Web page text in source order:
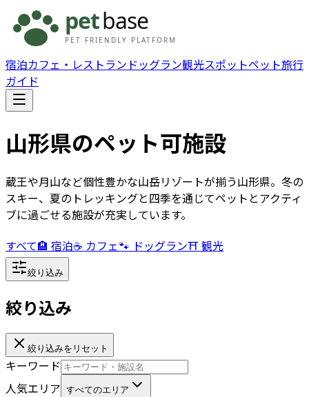
宿泊カフェ・レストラン ドッグラン観光スポットペット旅行
ガイド
山形県のペット可施設
蔵王や月山など個性豊かな山岳リゾートが揃う山形県。冬の
スキー、夏のトレッキングと四季を通じてペットとアクティ
ブに過ごせる施設が充実しています。
すべて🏨 宿泊☕ カフェ🐾 ドッグラン⛩️ 観光
絞り込み
絞り込み
絞り込みをリセット
キーワード
人気エリア すべてのエリア